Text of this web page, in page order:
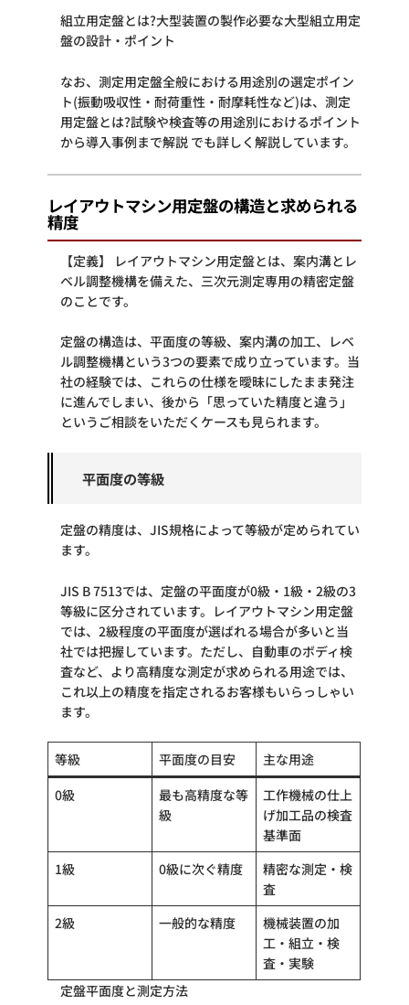
組立用定盤とは?大型装置の製作必要な大型組立用定
盤の設計・ポイント
なお、測定用定盤全般における用途別の選定ポイン
ト(振動吸収性・耐荷重性・耐摩耗性など)は、測定
用定盤とは?試験や検査等の用途別におけるポイント
から導入事例まで解説 でも詳しく解説しています。
レイアウトマシン用定盤の構造と求められる
精度
【定義】 レイアウトマシン用定盤とは、案内溝とレ
ベル調整機構を備えた、三次元測定専用の精密定盤
のことです。
定盤の構造は、平面度の等級、案内溝の加工、レベ
ル調整機構という3つの要素で成り立っています。当
社の経験では、これらの仕様を曖昧にしたまま発注
に進んでしまい、後から「思っていた精度と違う」
というご相談をいただくケースも見られます。
平面度の等級
定盤の精度は、JIS規格によって等級が定められてい
ます。
JIS B 7513では、定盤の平面度が0級・1級・2級の3
等級に区分されています。レイアウトマシン用定盤
では、2級程度の平面度が選ばれる場合が多いと当
社では把握しています。ただし、自動車のボディ検
査など、より高精度な測定が求められる用途では、
これ以上の精度を指定されるお客様もいらっしゃい
ます。
等級 平面度の目安
主な用途
0級
最も高精度な等
級
工作機械の仕上
げ加工品の検査
基準面
1級
0級に次ぐ精度
精密な測定・検
査
2級
一般的な精度
機械装置の加
工・組立・検
査・実験
定盤平面度と測定方法